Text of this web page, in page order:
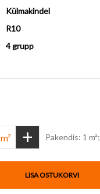
Külmakindel
R10
4 grupp
m² + Pakendis: 1 m²;
LISA OSTUKORVI